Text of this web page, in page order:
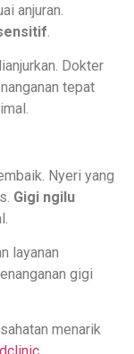
anjuran.
.
Dokter
tepat
Nyeri yang
Gigi ngilu
layanan
gigi
menarik